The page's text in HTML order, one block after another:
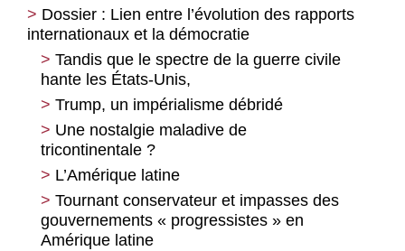
Dossier : Lien entre l’évolution des rapports
internationaux et la démocratie
Tandis que le spectre de la guerre civile
hante les États-Unis,
Trump, un impérialisme débridé
Une nostalgie maladive de
tricontinentale ?
L’Amérique latine
Tournant conservateur et impasses des
gouvernements « progressistes » en
Amérique latine